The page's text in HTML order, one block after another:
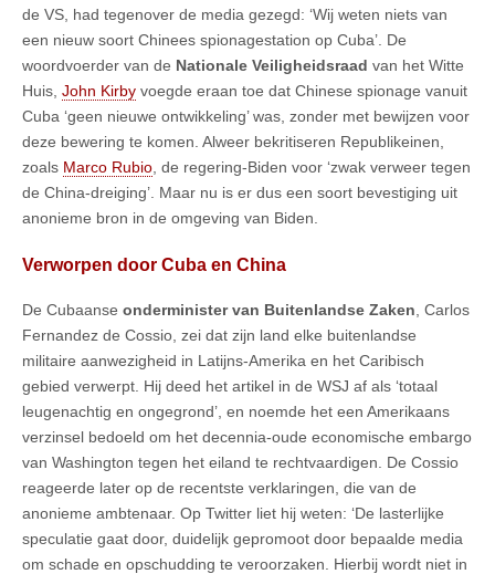
de VS, had tegenover de media gezegd: ‘Wij weten niets van
een nieuw soort Chinees spionagestation op Cuba’. De
woordvoerder van de Nationale Veiligheidsraad van het Witte
Huis, John Kirby voegde eraan toe dat Chinese spionage vanuit
Cuba ‘geen nieuwe ontwikkeling’ was, zonder met bewijzen voor
deze bewering te komen. Alweer bekritiseren Republikeinen,
zoals Marco Rubio, de regering-Biden voor ‘zwak verweer tegen
de China-dreiging’. Maar nu is er dus een soort bevestiging uit
anonieme bron in de omgeving van Biden.
Verworpen door Cuba en China
De Cubaanse onderminister van Buitenlandse Zaken , Carlos
Fernandez de Cossio, zei dat zijn land elke buitenlandse
militaire aanwezigheid in Latijns-Amerika en het Caribisch
gebied verwerpt. Hij deed het artikel in de WSJ af als ‘totaal
leugenachtig en ongegrond’, en noemde het een Amerikaans
verzinsel bedoeld om het decennia-oude economische embargo
van Washington tegen het eiland te rechtvaardigen. De Cossio
reageerde later op de recentste verklaringen, die van de
anonieme ambtenaar. Op Twitter liet hij weten: ‘De lasterlijke
speculatie gaat door, duidelijk gepromoot door bepaalde media
om schade en opschudding te veroorzaken. Hierbij wordt niet in